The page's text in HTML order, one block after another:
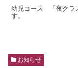
幼児コース 「夜クラ
す。
お知らせ